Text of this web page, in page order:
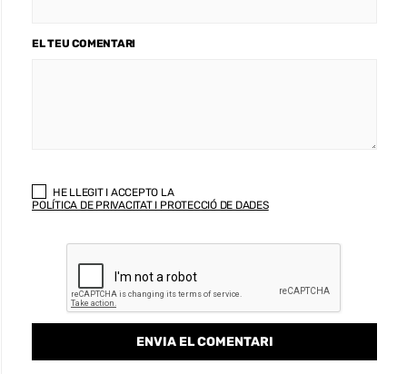
EL TEU COMENTARI
HE LLEGIT I ACCEPTO LA
POLÍTICA DE PRIVACITAT I PROTECCIÓ DE DADES